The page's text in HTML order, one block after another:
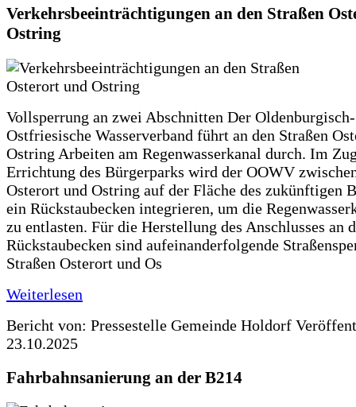
Verkehrsbeeinträchtigungen an den Straßen
Ostring
Vollsperrung an zwei Abschnitten Der Oldenburgisch-
Ostfriesische Wasserverband führt an den Straßen
Ostring Arbeiten am Regenwasserkanal durch. Im
Errichtung des Bürgerparks wird der OOWV
Osterort und Ostring auf der Fläche des zukünftigen
ein Rückstaubecken integrieren, um die
zu entlasten. Für die Herstellung des Anschlusses an
Rückstaubecken sind aufeinanderfolgende
Straßen Osterort und Os
Weiterlesen
Bericht von: Pressestelle Gemeinde Holdorf
23.10.2025
Fahrbahnsanierung an der B214